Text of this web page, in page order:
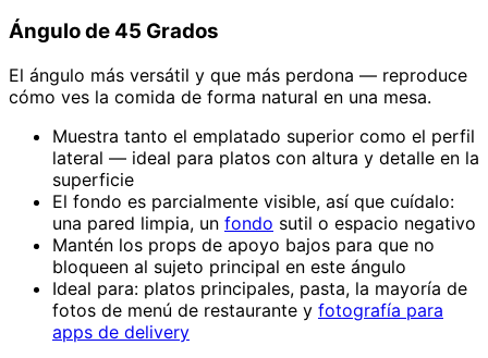
Ángulo de 45 Grados
El ángulo más versátil y que más perdona — reproduce
cómo ves la comida de forma natural en una mesa.
Muestra tanto el emplatado superior como el perfil
lateral — ideal para platos con altura y detalle en la
superficie
El fondo es parcialmente visible, así que cuídalo:
una pared limpia, un fondo sutil o espacio negativo
Mantén los props de apoyo bajos para que no
bloqueen al sujeto principal en este ángulo
Ideal para: platos principales, pasta, la mayoría de
fotos de menú de restaurante y fotografía para
apps de delivery